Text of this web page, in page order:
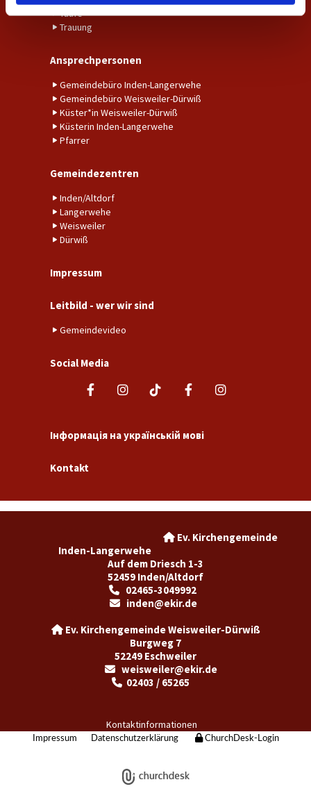
Taufe
Trauung
Ansprechpersonen
Gemeindebüro Inden-Langerwehe
Gemeindebüro Weisweiler-Dürwiß
Küster*in Weisweiler-Dürwiß
Küsterin Inden-Langerwehe
Pfarrer
Gemeindezentren
Inden/Altdorf
Langerwehe
Weisweiler
Dürwiß
Impressum
Leitbild - wer wir sind
Gemeindevideo
Social Media
Інформація на українській мові
Kontakt
Ev. Kirchengemeinde
Inden-Langerwehe
Auf dem Driesch 1-3
52459 Inden/Altdorf
02465-3049992
 inden@ekir.de
Ev. Kirchengemeinde Weisweiler-Dürwiß
Burgweg 7
52249 Eschweiler
weisweiler@ekir.de
02403 / 65265
Kontaktinformationen
Impressum Datenschutzerklärung ChurchDesk-Login